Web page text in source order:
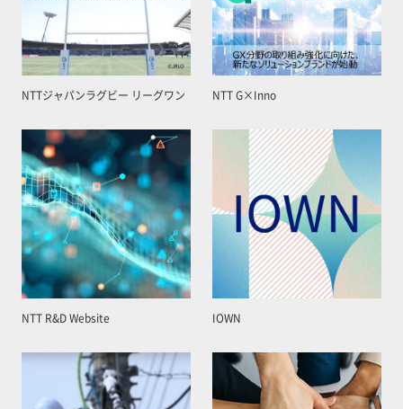
NTTジャパンラグビー リーグワン NTT G×Inno
NTT R&D Website IOWN